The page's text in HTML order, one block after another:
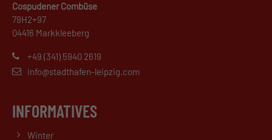
Cospudener Combüse
79H2+97
04416 Markkleeberg
+49 (341) 5940 2619
info@stadthafen-leipzig.com
INFORMATIVES
Winter